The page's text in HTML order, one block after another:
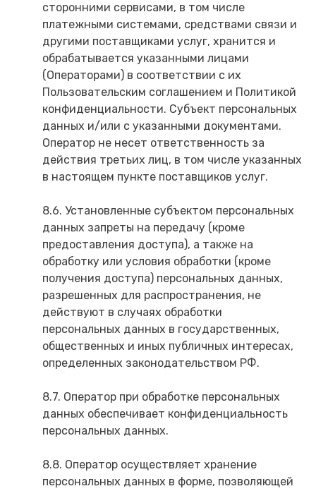
сторонними сервисами, в том числе
платежными системами, средствами связи и
другими поставщиками услуг, хранится и
обрабатывается указанными лицами
(Операторами) в соответствии с их
Пользовательским соглашением и Политикой
конфиденциальности. Субъект персональных
данных и/или с указанными документами.
Оператор не несет ответственность за
действия третьих лиц, в том числе указанных
в настоящем пункте поставщиков услуг.
8.6. Установленные субъектом персональных
данных запреты на передачу (кроме
предоставления доступа), а также на
обработку или условия обработки (кроме
получения доступа) персональных данных,
разрешенных для распространения, не
действуют в случаях обработки
персональных данных в государственных,
общественных и иных публичных интересах,
определенных законодательством РФ.
8.7. Оператор при обработке персональных
данных обеспечивает конфиденциальность
персональных данных.
8.8. Оператор осуществляет хранение
персональных данных в форме, позволяющей